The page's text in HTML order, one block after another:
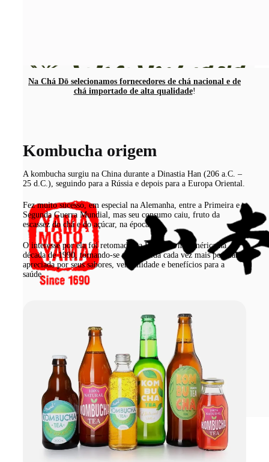
Na Chá Dō selecionamos fornecedores de chá nacional e de
chá importado de alta qualidade!
Kombucha origem
A kombucha surgiu na China durante a Dinastia Han (206 a.C. –
25 d.C.), seguindo para a Rússia e depois para a Europa Oriental.
Fez muito sucesso, em especial na Alemanha, entre a Primeira e a
Segunda Guerra Mundial, mas seu consumo caiu, fruto da
escassez do chá e do açúcar, na época.
O interesse por ela foi retomado na Europa e na América na
década de 1990, tornando-se uma bebida cada vez mais popular e
apreciada por seus sabores, versatilidade e benefícios para a
saúde.